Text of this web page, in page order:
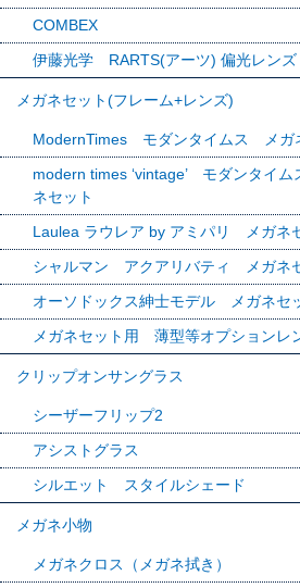
COMBEX
伊藤光学 RARTS(アーツ) 偏光レンズ
メガネセット(フレーム+レンズ)
ModernTimes モダンタイムス メガ
modern times ‘vintage’ モダンタイ
ネセット
Laulea ラウレア by アミパリ メガネ
シャルマン アクアリバティ メガネ
オーソドックス紳士モデル メガネセ
メガネセット用 薄型等オプションレ
クリップオンサングラス
シーザーフリップ2
アシストグラス
シルエット スタイルシェード
メガネ小物
メガネクロス（メガネ拭き）